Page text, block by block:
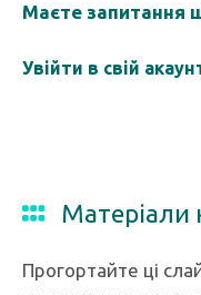
Маєте запитання
Увійти в свій
Матеріали
Прогортайте ці